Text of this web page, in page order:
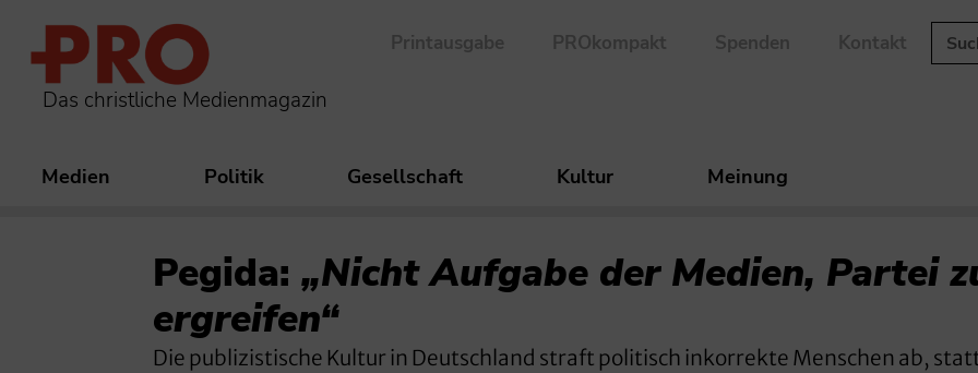
Das christliche Medienmagazin
Printausgabe PROkompakt Spenden Kontakt
Medien Politik Gesellschaft Kultur Meinung
Pegida: „Nicht Aufgabe der Medien, Partei
ergreifen“
Die publizistische Kultur in Deutschland straft politisch inkorrekte Menschen ab,